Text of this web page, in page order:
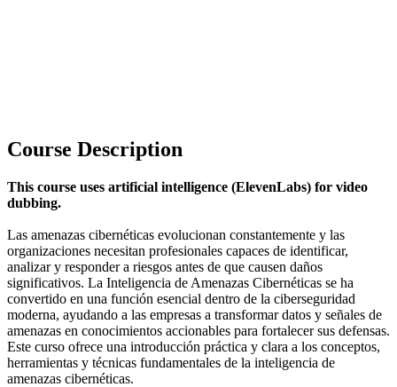
Course Description
This course uses artificial intelligence (ElevenLabs) for video
dubbing.
Las amenazas cibernéticas evolucionan constantemente y las
organizaciones necesitan profesionales capaces de identificar,
analizar y responder a riesgos antes de que causen daños
significativos. La Inteligencia de Amenazas Cibernéticas se ha
convertido en una función esencial dentro de la ciberseguridad
moderna, ayudando a las empresas a transformar datos y señales de
amenazas en conocimientos accionables para fortalecer sus defensas.
Este curso ofrece una introducción práctica y clara a los conceptos,
herramientas y técnicas fundamentales de la inteligencia de
amenazas cibernéticas.